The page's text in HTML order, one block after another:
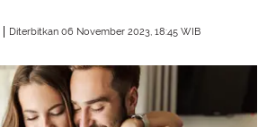
Diterbitkan 06 November 2023, 18:45 WIB